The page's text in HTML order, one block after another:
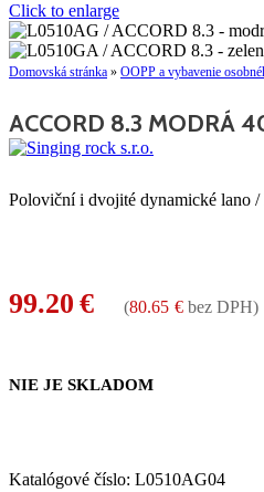
Click to enlarge
Domovská stránka » OOPP a vybavenie
ACCORD 8.3 MODRÁ
Poloviční i dvojité dynamické lano
99.20 € (80.65 € bez DPH)
NIE JE SKLADOM
Katalógové číslo: L0510AG04